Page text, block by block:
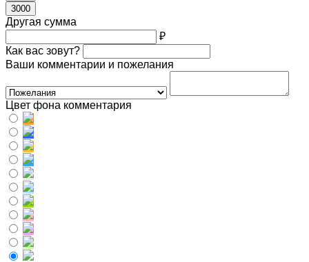
3000
Другая сумма
₽
Как вас зовут?
Ваши комментарии и пожелания
Цвет фона комментария